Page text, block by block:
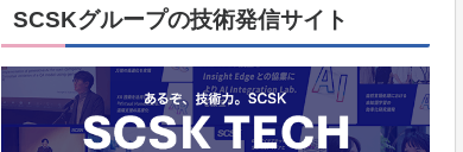
SCSKグループの技術発信サイト